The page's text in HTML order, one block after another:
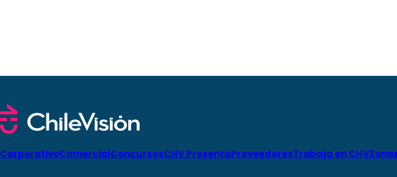
CorporativoComercialConcursosCHV PresentaProveedoresTrabaja en CHV